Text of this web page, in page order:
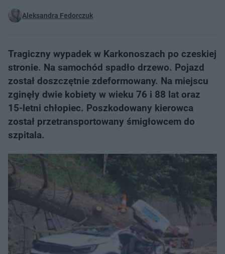
Aleksandra Fedorczuk
Tragiczny wypadek w Karkonoszach po czeskiej
stronie. Na samochód spadło drzewo. Pojazd
został doszczętnie zdeformowany. Na miejscu
zginęły dwie kobiety w wieku 76 i 88 lat oraz
15-letni chłopiec. Poszkodowany kierowca
został przetransportowany śmigłowcem do
szpitala.